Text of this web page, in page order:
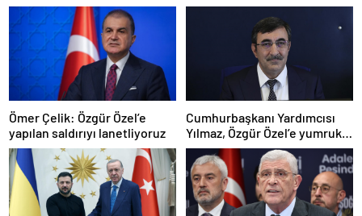
Ömer Çelik: Özgür Özel’e
yapılan saldırıyı lanetliyoruz
Cumhurbaşkanı Yardımcısı
Yılmaz, Özgür Özel’e yumruklu
saldırıyı kınadı